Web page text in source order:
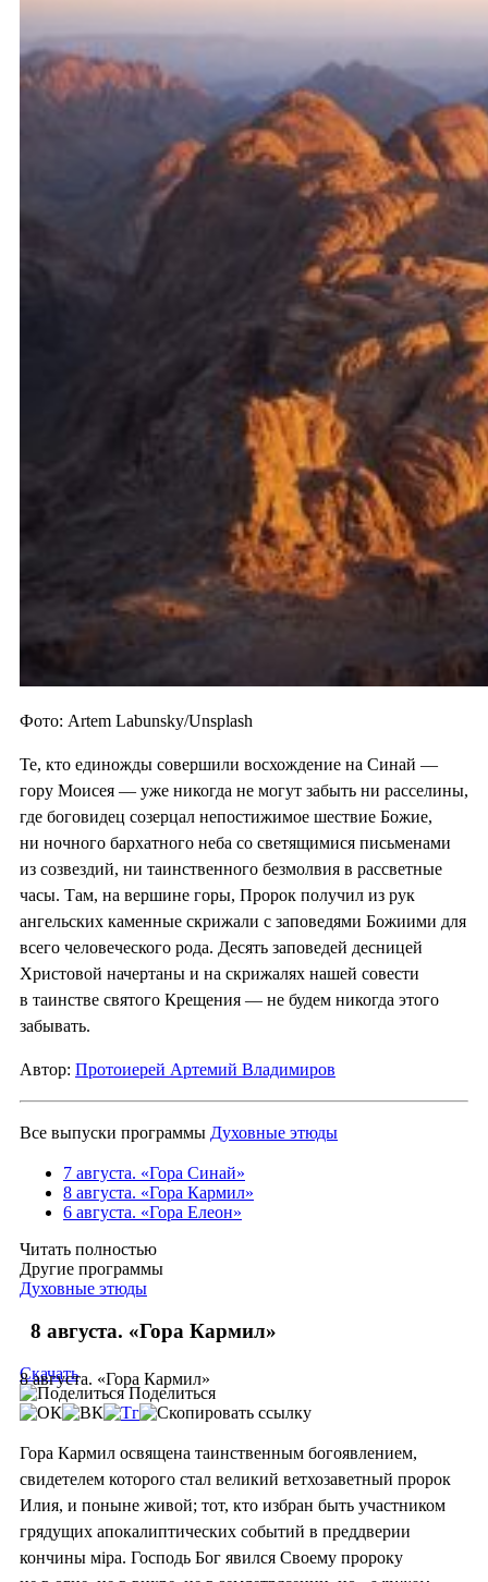
Фото: Artem Labunsky/Unsplash
Те, кто единожды совершили восхождение на Синай —
гору Моисея — уже никогда не могут забыть ни расселины,
где боговидец созерцал непостижимое шествие Божие,
ни ночного бархатного неба со светящимися письменами
из созвездий, ни таинственного безмолвия в рассветные
часы. Там, на вершине горы, Пророк получил из рук
ангельских каменные скрижали с заповедями Божиими для
всего человеческого рода. Десять заповедей десницей
Христовой начертаны и на скрижалях нашей совести
в таинстве святого Крещения — не будем никогда этого
забывать.
Автор: Протоиерей Артемий Владимиров
Все выпуски программы Духовные этюды
7 августа. «Гора Синай»
8 августа. «Гора Кармил»
6 августа. «Гора Елеон»
Читать полностью
Другие программы
Духовные этюды
8 августа. «Гора Кармил»
8 августа. «Гора Кармил»
Скачать
Поделиться
Гора Кармил освящена таинственным богоявлением,
свидетелем которого стал великий ветхозаветный пророк
Илия, и поныне живой; тот, кто избран быть участником
грядущих апокалиптических событий в преддверии
кончины мiра. Господь Бог явился Своему пророку